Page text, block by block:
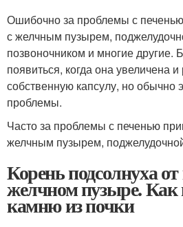
Ошибочно за проблемы с
с желчным пузырем,
позвоночником и многие другие.
появиться, когда она увеличена и
собственную капсулу, но обычно
проблемы.
Часто за проблемы с печенью
желчным пузырем,
Корень подсолнуха
желчном пузыре.
камню из почки